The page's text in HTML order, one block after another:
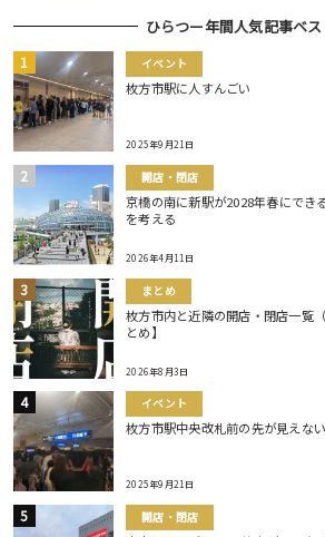
ひらつー年間人気記事ベ
イベント
枚方市駅に人すんごい
2025年9月21日
開店・閉店
京橋の南に新駅が2028年春にでき
を考える
2026年4月11日
まとめ
枚方市内と近隣の開店・閉店一覧
とめ】
2026年8月3日
イベント
枚方市駅中央改札前の先が見えない
2025年9月21日
開店・閉店